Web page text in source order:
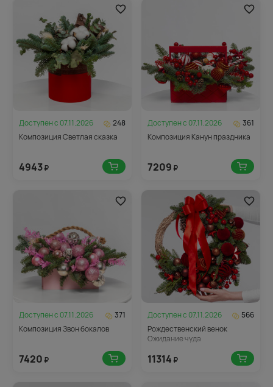
Доступен с 07.11.2026
248
Композиция Светлая сказка
4943₽
Доступен с 07.11.2026
361
Композиция Канун праздника
7209 ₽
Доступен с 07.11.2026
371
Композиция Звон бокалов
7420 ₽
Доступен с 07.11.2026
566
Рождественский венок
Ожидание чуда
11314 ₽